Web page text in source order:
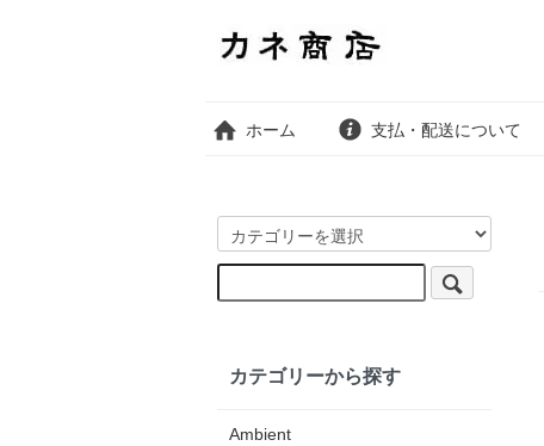
ホーム 支払・配送について
カテゴリーから探す
Ambient